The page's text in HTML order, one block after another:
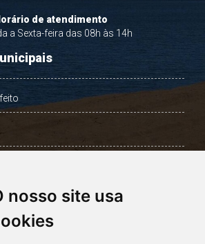
nosso site usa
de atendimento
a Sexta-feira das 08h às 14h
e Meio Ambiente
Social
Econômico